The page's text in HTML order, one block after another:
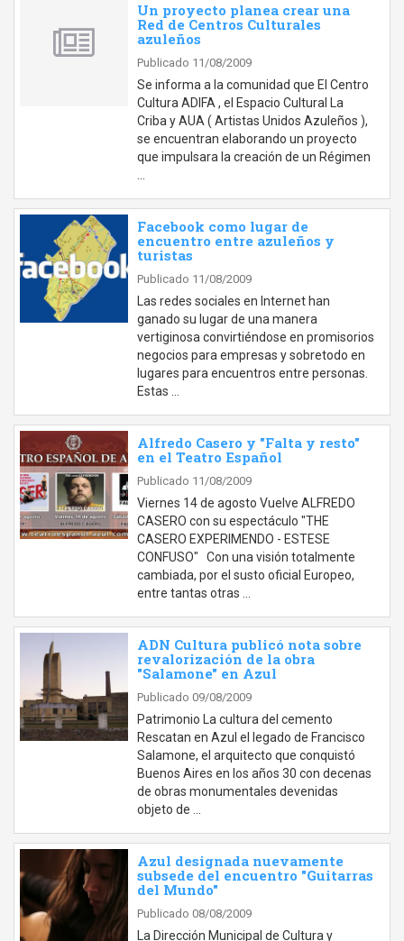
Un proyecto planea crear una
Red de Centros Culturales
azuleños
Publicado 11/08/2009
Se informa a la comunidad que El Centro
Cultura ADIFA , el Espacio Cultural La
Criba y AUA ( Artistas Unidos Azuleños ),
se encuentran elaborando un proyecto
que impulsara la creación de un Régimen
Facebook como lugar de
encuentro entre azuleños y
turistas
Publicado 11/08/2009
Las redes sociales en Internet han
ganado su lugar de una manera
vertiginosa convirtiéndose en promisorios
negocios para empresas y sobretodo en
lugares para encuentros entre personas.
Estas …
Alfredo Casero y "Falta y resto"
en el Teatro Español
Publicado 11/08/2009
Viernes 14 de agosto Vuelve ALFREDO
CASERO con su espectáculo "THE
CASERO EXPERIMENDO - ESTESE
CONFUSO" Con una visión totalmente
cambiada, por el susto oficial Europeo,
entre tantas otras …
ADN Cultura publicó nota sobre
revalorización de la obra
"Salamone" en Azul
Publicado 09/08/2009
Patrimonio La cultura del cemento
Rescatan en Azul el legado de Francisco
Salamone, el arquitecto que conquistó
Buenos Aires en los años 30 con decenas
de obras monumentales devenidas
objeto de …
Azul designada nuevamente
subsede del encuentro "Guitarras
del Mundo"
Publicado 08/08/2009
La Dirección Municipal de Cultura y